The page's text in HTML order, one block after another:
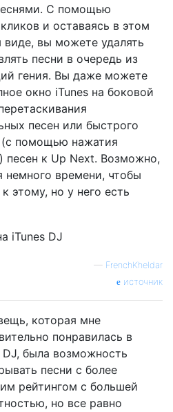
С помощью
и оставаясь в этом
виде, вы можете удалять
песни в очередь из
гения. Вы даже можете
окно iTunes на боковой
песен или быстрого
(с помощью нажатия
песен к Up Next. Возможно,
немного времени, чтобы
этому, но у него есть
— FrenchKheldar
источник
которая мне
понравилась в
DJ, была возможность
песни с более
рейтингом с большей
но все равно